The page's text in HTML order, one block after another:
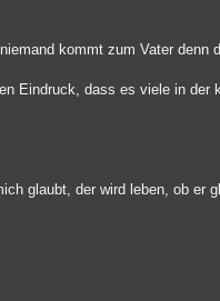
kommt zum Vater denn
Eindruck, dass es viele in der
glaubt, der wird leben, ob er